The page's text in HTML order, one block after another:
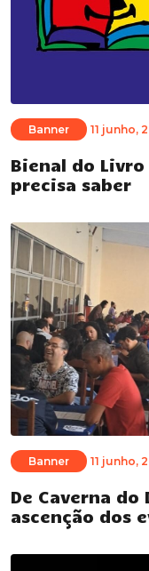
Banner 11 junho,
Bienal do
precisa saber
Banner 11 junho,
De Caverna do
ascenção dos